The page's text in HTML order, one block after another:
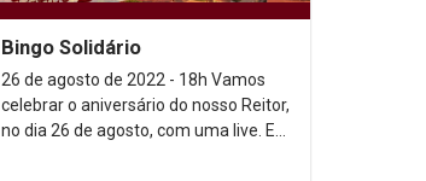
Bingo Solidário
26 de agosto de 2022 - 18h Vamos
celebrar o aniversário do nosso Reitor,
no dia 26 de agosto, com uma live. Em